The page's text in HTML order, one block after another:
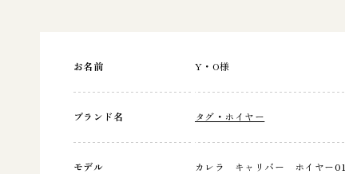
お名前 Y・O様
ブランド名 タグ・ホイヤー
モデル カレラ キャリバー ホイヤー01